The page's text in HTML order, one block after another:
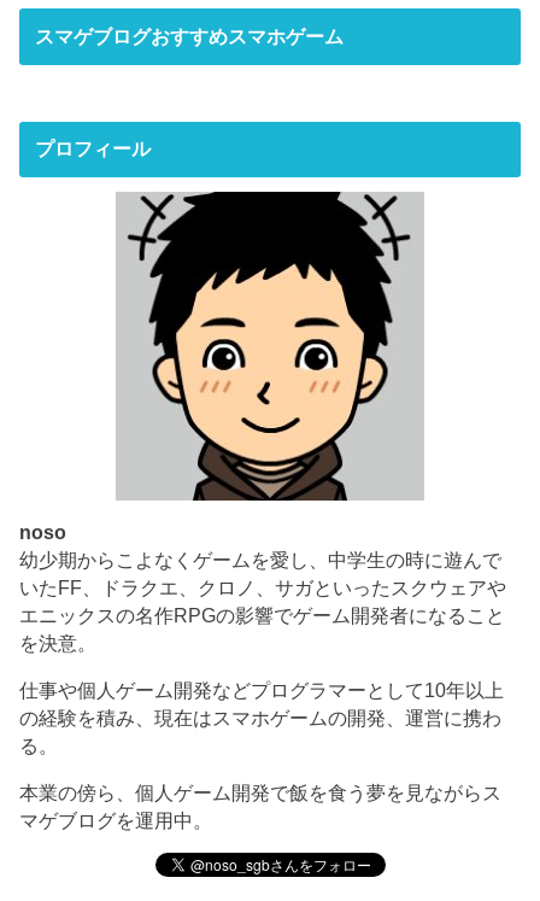
スマゲブログおすすめスマホゲーム
プロフィール
noso
幼少期からこよなくゲームを愛し、中学生の時に遊んで
いたFF、ドラクエ、クロノ、サガといったスクウェアや
エニックスの名作RPGの影響でゲーム開発者になること
を決意。
仕事や個人ゲーム開発などプログラマーとして10年以上
の経験を積み、現在はスマホゲームの開発、運営に携わ
る。
本業の傍ら、個人ゲーム開発で飯を食う夢を見ながらス
マゲブログを運用中。